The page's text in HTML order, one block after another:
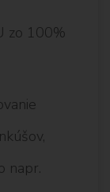
zo 100%
napr.